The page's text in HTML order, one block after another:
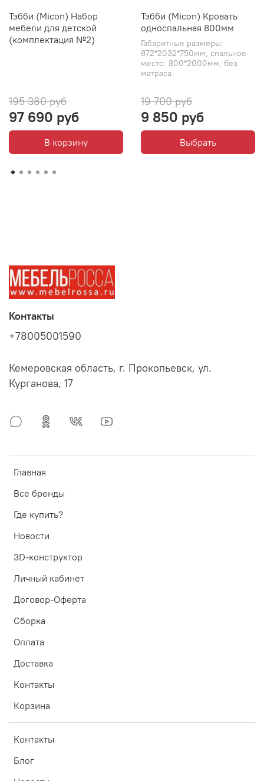
Тэбби (Micon) Набор
мебели для детской
(комплектация №2)
195 380 руб
97 690 руб
В корзину
Тэбби (Micon) Кровать
односпальная 800мм
Габаритные размеры:
872*2032*750мм, спальное
место: 800*2000мм, без
матраса
19 700 руб
9 850 руб
Выбрать
Главная
Все бренды
Где купить?
Новости
3D-конструктор
Личный кабинет
Договор-Оферта
Сборка
Оплата
Доставка
Контакты
Корзина
Контакты
Блог
Контакты
+78005001590
Кемеровская область, г. Прокопьевск, ул.
Курганова, 17